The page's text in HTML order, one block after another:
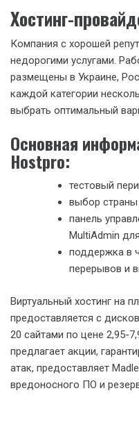
Хостинг-
Компания с хорошей
недорогими услугами.
размещены в Украине,
каждой категории
выбрать оптимальный
Основная
Hostpro:
тестовый
выбор
панель
MultiAdmin
поддержка в
перерывов и
Виртуальный хостинг на
предоставляется с
20 сайтами по цене 2,95-
предлагает акции,
атак, предоставляет
вредоносного ПО и